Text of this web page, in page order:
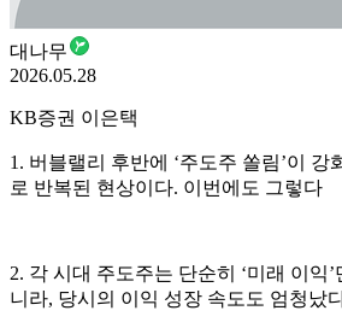
대나무
2026.05.28
KB증권 이은택
1. 버블랠리 후반에 ‘주도주 쏠림’이 강
로 반복된 현상이다. 이번에도 그렇다
2. 각 시대 주도주는 단순히 ‘미래 이익
니라, 당시의 이익 성장 속도도 엄청났